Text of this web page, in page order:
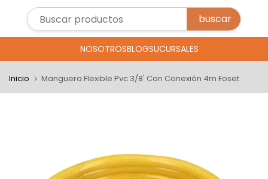
NOSOTROSBLOGSUCURSALES
Inicio Manguera Flexible Pvc 3/8' Con Conexión 4m Foset